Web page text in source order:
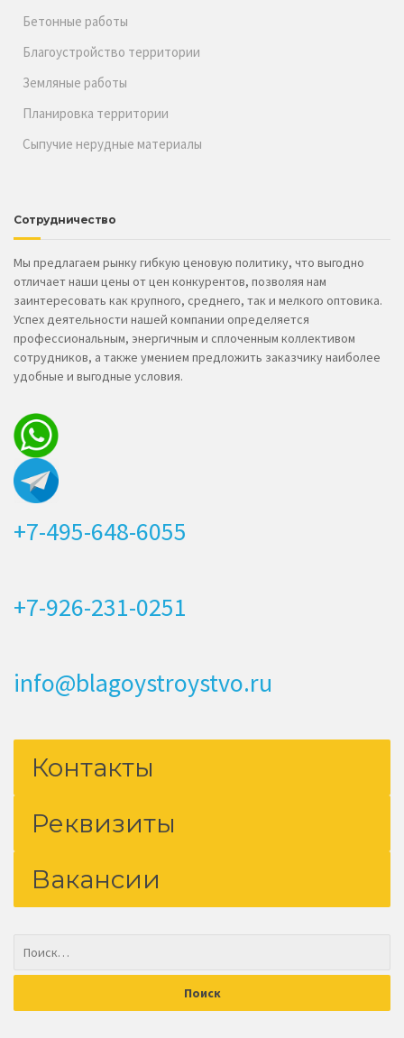
Бетонные работы
Благоустройство территории
Земляные работы
Планировка территории
Сыпучие нерудные материалы
Сотрудничество
Мы предлагаем рынку гибкую ценовую политику, что выгодно
отличает наши цены от цен конкурентов, позволяя нам
заинтересовать как крупного, среднего, так и мелкого оптовика.
Успех деятельности нашей компании определяется
профессиональным, энергичным и сплоченным коллективом
сотрудников, а также умением предложить заказчику наиболее
удобные и выгодные условия.
+7-495-648-6055
+7-926-231-0251
info@blagoystroystvo.ru
Контакты
Реквизиты
Вакансии